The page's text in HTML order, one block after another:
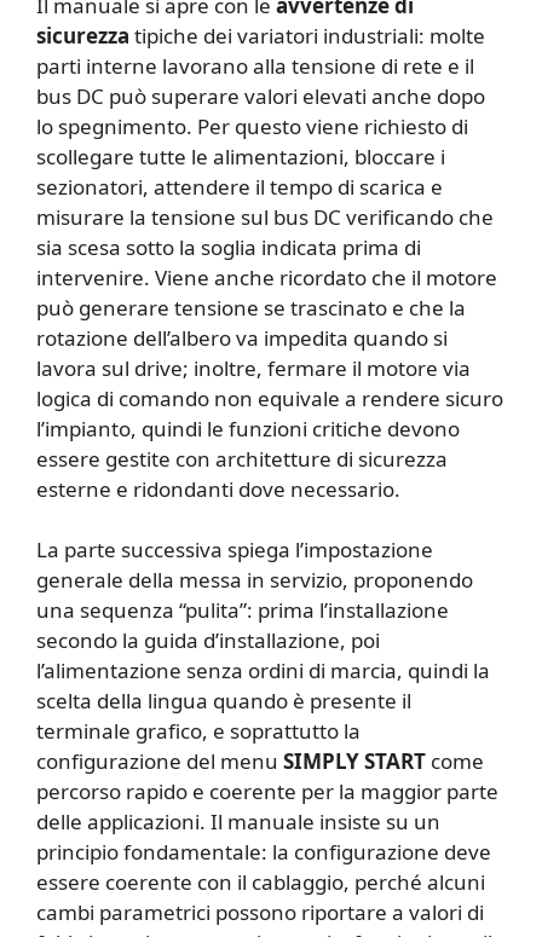
sicurezza tipiche dei variatori industriali: molte
parti interne lavorano alla tensione di rete e il
bus DC può superare valori elevati anche dopo
lo spegnimento. Per questo viene richiesto di
scollegare tutte le alimentazioni, bloccare i
sezionatori, attendere il tempo di scarica e
misurare la tensione sul bus DC verificando che
sia scesa sotto la soglia indicata prima di
intervenire. Viene anche ricordato che il motore
può generare tensione se trascinato e che la
rotazione dell’albero va impedita quando si
lavora sul drive; inoltre, fermare il motore via
logica di comando non equivale a rendere sicuro
l’impianto, quindi le funzioni critiche devono
essere gestite con architetture di sicurezza
esterne e ridondanti dove necessario.
La parte successiva spiega l’impostazione
generale della messa in servizio, proponendo
una sequenza “pulita”: prima l’installazione
secondo la guida d’installazione, poi
l’alimentazione senza ordini di marcia, quindi la
scelta della lingua quando è presente il
terminale grafico, e soprattutto la
configurazione del menu SIMPLY START come
percorso rapido e coerente per la maggior parte
delle applicazioni. Il manuale insiste su un
principio fondamentale: la configurazione deve
essere coerente con il cablaggio, perché alcuni
cambi parametrici possono riportare a valori di